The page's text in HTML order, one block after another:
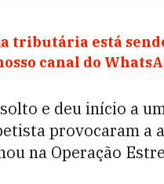
tributária está
canal do
e deu início a
provocaram a
na Operação